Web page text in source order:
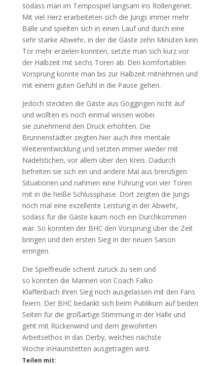
sodass man im Tempospiel langsam ins Rollengeriet.
Mit viel Herz erarbeiteten sich die Jungs immer mehr
Bälle und spielten sich in einen Lauf und durch eine
sehr starke Abwehr, in der die Gäste zehn Minuten kein
Tor mehr erzielen konnten, setzte man sich kurz vor
der Halbzeit mit sechs Toren ab. Den komfortablen
Vorsprung konnte man bis zur Halbzeit mitnehmen und
mit einem guten Gefühl in die Pause gehen.
Jedoch steckten die Gäste aus Göggingen nicht auf
und wollten es noch einmal wissen wobei
sie zunehmend den Druck erhöhten. Die
Brunnenstädter zeigten hier auch ihre mentale
Weiterentwicklung und setzten immer wieder mit
Nadelstichen, vor allem über den Kreis. Dadurch
befreiten sie sich ein und andere Mal aus brenzligen
Situationen und nahmen eine Führung von vier Toren
mit in die heiße Schlussphase. Dort zeigten die Jungs
noch mal eine exzellente Leistung in der Abwehr,
sodass für die Gäste kaum noch ein Durchkommen
war. So konnten der BHC den Vorsprung über die Zeit
bringen und den ersten Sieg in der neuen Saison
erringen.
Die Spielfreude scheint zurück zu sein und
so konnten die Mannen von Coach Falko
Klaffenbach ihren Sieg noch ausgelassen mit den Fans
feiern. Der BHC bedankt sich beim Publikum auf beiden
Seiten für die großartige Stimmung in der Halle und
geht mit Rückenwind und dem gewohnten
Arbeitsethos in das Derby, welches nächste
Woche inHaunstetten ausgetragen wird.
Teilen mit: